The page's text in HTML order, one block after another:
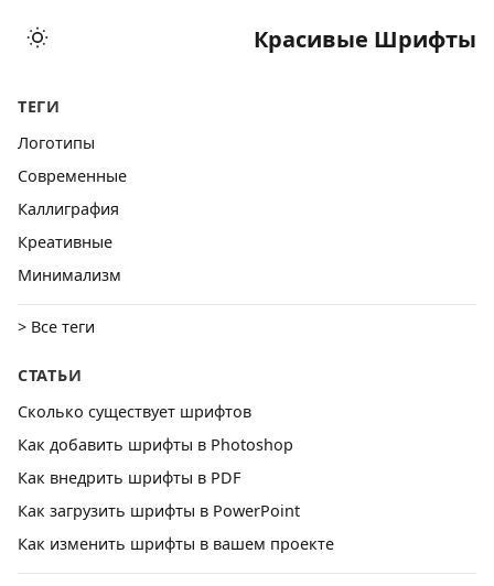
Красивые Шрифты
ТЕГИ
Логотипы
Cовременные
Каллиграфия
Креативные
Минимализм
> Все теги
СТАТЬИ
Сколько существует шрифтов
Как добавить шрифты в Photoshop
Как внедрить шрифты в PDF
Как загрузить шрифты в PowerPoint
Как изменить шрифты в вашем проекте